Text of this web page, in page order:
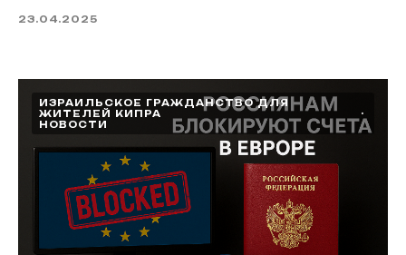
23.04.2025
ИЗРАИЛЬСКОЕ ГРАЖДАНСТВО ДЛЯ
ЖИТЕЛЕЙ КИПРА
НОВОСТИ